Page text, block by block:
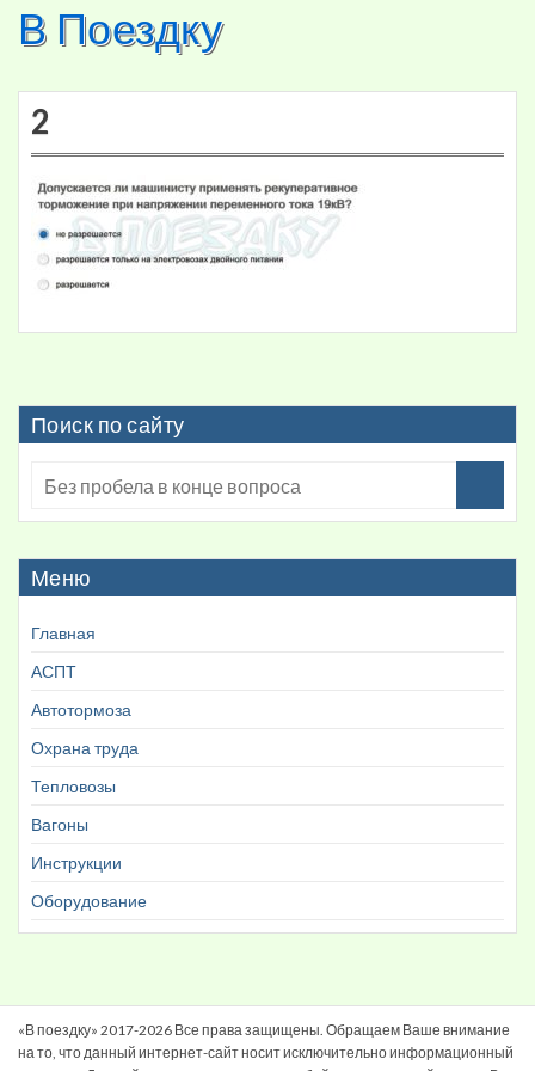
SkipВ Поездку
2
Поиск по сайту
Меню
Главная
АСПТ
Автотормоза
Охрана труда
Тепловозы
Вагоны
Инструкции
Оборудование
«В поездку» 2017-2026 Все права защищены. Обращаем Ваше внимание
на то, что данный интернет-сайт носит исключительно информационный